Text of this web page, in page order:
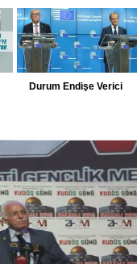
Durum Endişe Verici